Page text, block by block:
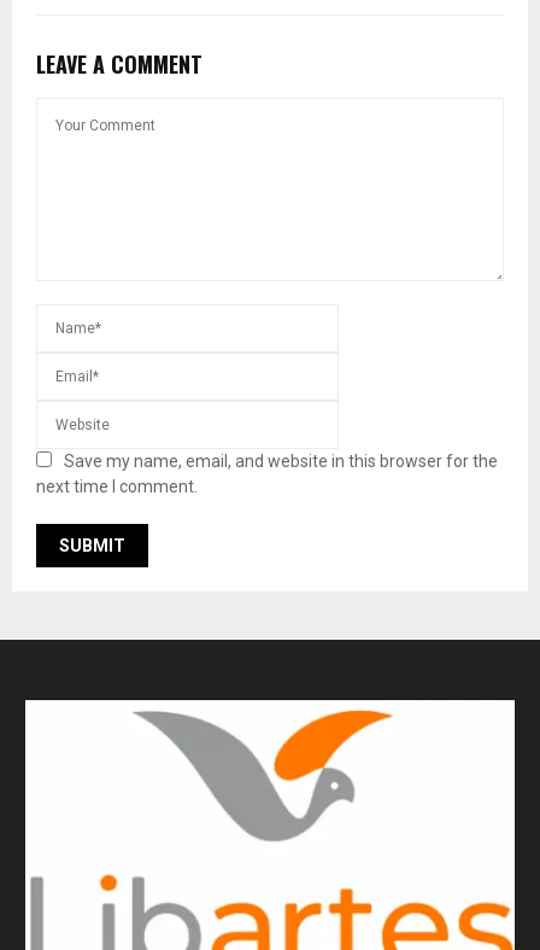
LEAVE A COMMENT
Save my name, email, and website in this browser for the
next time I comment.